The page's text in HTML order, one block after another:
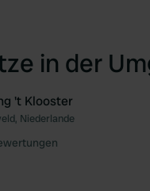
in der
't Klooster
Niederlande